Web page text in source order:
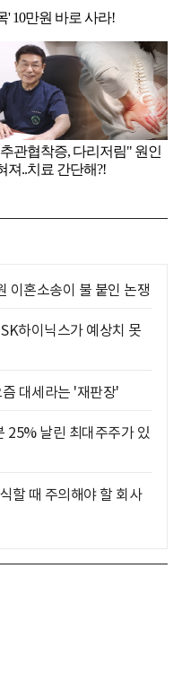
이혼소송이 불 붙인 논쟁
하이닉스가 예상치 못
대세라는 '재판장'
25% 날린 최대주주가 있
할 때 주의해야 할 회사